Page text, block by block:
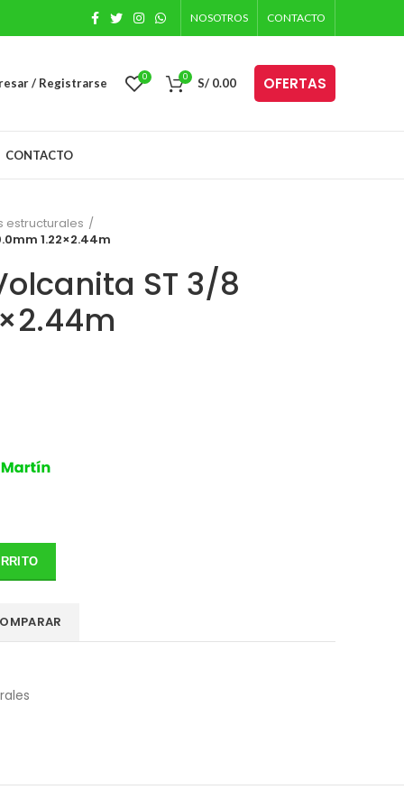
NOSOTROS CONTACTO
/ Registrarse 0 0 S/ 0.00 OFERTAS
CONTACTO
estructurales
1.22×2.44m
ST 3/8